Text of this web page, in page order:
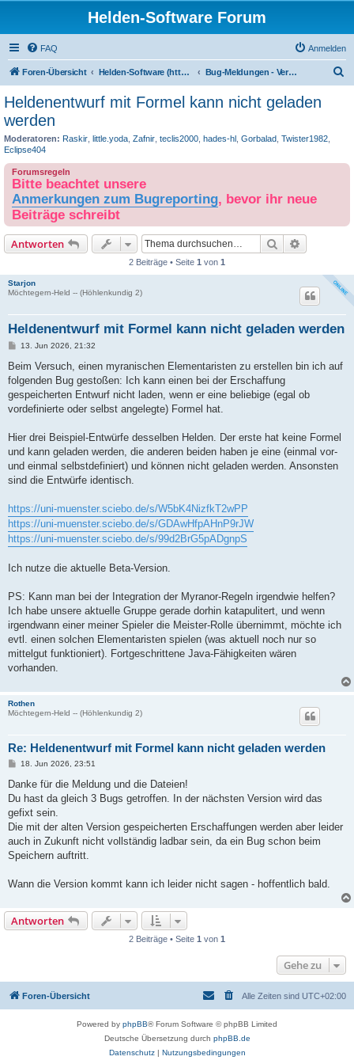
Helden-Software Forum
FAQ Anmelden
Foren-Übersicht Helden-Software (http://www.helden-software.de/) Bug-Meldungen - Version 5.x
Heldenentwurf mit Formel kann nicht geladen
werden
Moderatoren: Raskir little.yoda Zafnir teclis2000 hades-hl Gorbalad Twister1982
Eclipse404
Forumsregeln
Bitte beachtet unsere
Anmerkungen zum Bugreporting, bevor ihr neue
Beiträge schreibt
Antworten Suche
2 Beiträge • Seite 1 von 1
Starjon
Möchtegern-Held -- (Höhlenkundig 2)
Heldenentwurf mit Formel kann nicht geladen werden
B
i
r
a
13. Jun 2026, 21:32
Beim Versuch, einen myranischen Elementaristen zu erstellen bin ich auf
folgenden Bug gestoßen: Ich kann einen bei der Erschaffung
gespeicherten Entwurf nicht laden, wenn er eine beliebige (egal ob
vordefinierte oder selbst angelegte) Formel hat.
Hier drei Beispiel-Entwürfe desselben Helden. Der erste hat keine Formel
und kann geladen werden, die anderen beiden haben je eine (einmal vor-
und einmal selbstdefiniert) und können nicht geladen werden. Ansonsten
sind die Entwürfe identisch.
https://uni-muenster.sciebo.de/s/W5bK4NizfkT2wPP
https://uni-muenster.sciebo.de/s/GDAwHfpAHnP9rJW
https://uni-muenster.sciebo.de/s/99d2BrG5pADgnpS
Ich nutze die aktuelle Beta-Version.
PS: Kann man bei der Integration der Myranor-Regeln irgendwie helfen?
Ich habe unsere aktuelle Gruppe gerade dorhin katapulitert, und wenn
irgendwann einer meiner Spieler die Meister-Rolle übernimmt, möchte ich
evtl. einen solchen Elementaristen spielen (was aktuell noch nur so
mittelgut funktioniert). Fortgeschrittene Java-Fähigkeiten wären
vorhanden.
Rothen
Möchtegern-Held -- (Höhlenkundig 2)
Re: Heldenentwurf mit Formel kann nicht geladen werden
B
i
r
a
18. Jun 2026, 23:51
Danke für die Meldung und die Dateien!
Du hast da gleich 3 Bugs getroffen. In der nächsten Version wird das
gefixt sein.
Die mit der alten Version gespeicherten Erschaffungen werden aber leider
auch in Zukunft nicht vollständig ladbar sein, da ein Bug schon beim
Speichern auftritt.
Wann die Version kommt kann ich leider nicht sagen - hoffentlich bald.
Antworten
2 Beiträge • Seite 1 von 1
Gehe zu
Foren-Übersicht Alle Zeiten sind UTC+02:00
Powered by phpBB® Forum Software © phpBB Limited
Deutsche Übersetzung durch phpBB.de
Datenschutz| Nutzungsbedingungen